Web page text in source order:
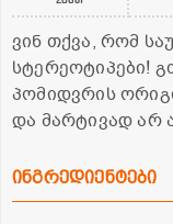
ვინ თქვა, რომ
სტერეოტიპები!
პომიდვრის
და მარტივად არ
ინგრედიენტები